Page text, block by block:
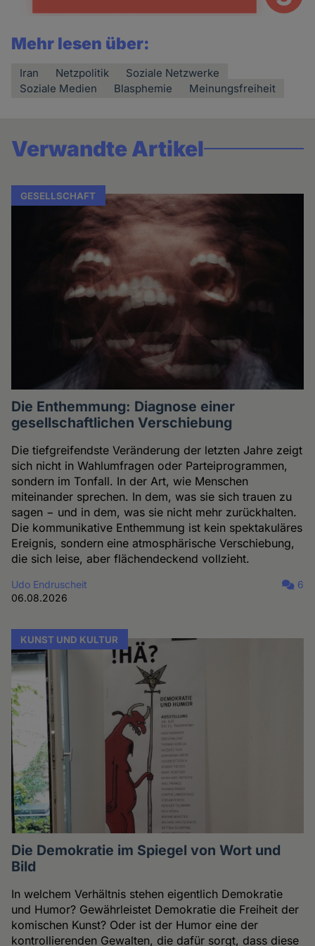
Mehr lesen über:
Iran Netzpolitik
Soziale Netzwerke
Soziale Medien
Blasphemie Meinungsfreiheit
Verwandte Artikel
GESELLSCHAFT
Die Enthemmung: Diagnose einer
gesellschaftlichen Verschiebung
Die tiefgreifendste Veränderung der letzten Jahre zeigt
sich nicht in Wahlumfragen oder Parteiprogrammen,
sondern im Tonfall. In der Art, wie Menschen
miteinander sprechen. In dem, was sie sich trauen zu
sagen − und in dem, was sie nicht mehr zurückhalten.
Die kommunikative Enthemmung ist kein spektakuläres
Ereignis, sondern eine atmosphärische Verschiebung,
die sich leise, aber flächendeckend vollzieht.
Udo Endruscheit
06.08.2026
6
KUNST UND KULTUR
Die Demokratie im Spiegel von Wort und
Bild
In welchem Verhältnis stehen eigentlich Demokratie
und Humor? Gewährleistet Demokratie die Freiheit der
komischen Kunst? Oder ist der Humor eine der
kontrollierenden Gewalten, die dafür sorgt, dass diese